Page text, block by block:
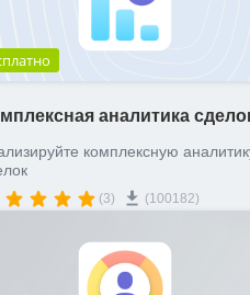
аналитика
комплексную
(3) (100182)